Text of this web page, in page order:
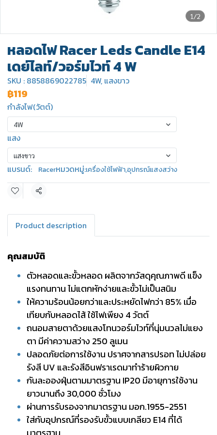
1/2
หลอดไฟ Racer Leds Candle E14
เดย์ไลท์/วอร์มไวท์ 4 W
SKU : 8858869022785 4W, แสงขาว
฿119
กำลังไฟ(วัตต์)
4W
แสง
แสงขาว
แบรนด์: Racerหมวดหมู่:เครื่องใช้ไฟฟ้า,อุปกรณ์แสงสว่าง
แชร์
Product description
คุณสมบัติ
ตัวหลอดและขั้วหลอด ผลิตจากวัสดุคุณภาพดี แข็ง
แรงทนทาน ไม่แตกหักง่ายและขั้วไม่เป็นสนิม
ให้ความร้อนน้อยกว่าและประหยัดไฟกว่า 85% เมื่อ
เทียบกับหลอดไส้ ใช้ไฟเพียง 4 วัตต์
ถนอมสายตาด้วยแสงโทนวอร์มไวท์ที่นุ่มนวลไม่แยง
ตา มีค่าความสว่าง 250 ลูเมน
ปลอดภัยต่อการใช้งาน ปราศจากสารปรอท ไม่ปล่อย
รังสี UV และรังสีอินฟราเรดมาทำร้ายผิวกาย
กันละอองฝุ่นตามมาตรฐาน IP20 มีอายุการใช้งาน
ยาวนานถึง 30,000 ชั่วโมง
ผ่านการรับรองจากมาตรฐาน มอก.1955-2551
ใส่กับอุปกรณ์ที่รองรับขั้วแบบเกลียว E14 ที่ได้